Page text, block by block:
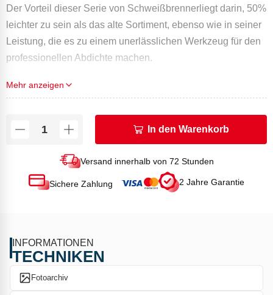
Der Vorteil dieser Serie von Schweißbrennerliegt darin, 50%
leichter zu sein als das alte Sortiment, ebenso wie in seiner
Leistung, die es zu einem unerlässlichen Werkzeug für den
professionellen Abdichte machen.
Schweißbrenner ist auch sehr vielseitig: Trocknen,
Markierungserhitzung, Schneeräumung, Desinfektion,
thermische Unkrautvernichtung usw.
Durchmesser Brennerkopf (in mm): 60
Leistung (in kW): 102 bei 4 Bar
Verbrauch (in g/h): 7390 bei 4 Bar
Mehr anzeigen
In den Warenkorb
Versand innerhalb von 72 Stunden
Sichere Zahlung 2 Jahre Garantie
INFORMATIONEN
TECHNIKEN
Fotoarchiv